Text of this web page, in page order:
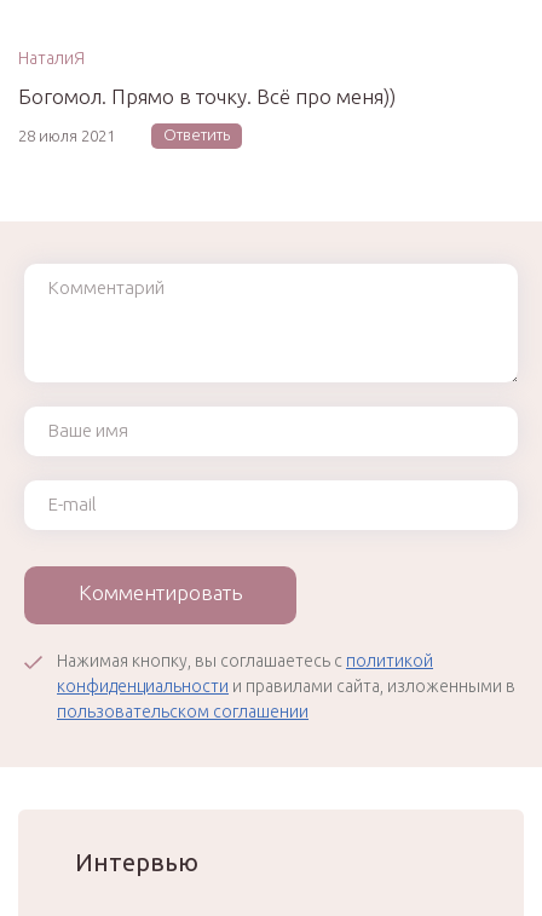
НаталиЯ
Богомол. Прямо в точку. Всё про меня))
28 июля 2021 Ответить
Комментарий
Ваше имя
Ваш e-mail
Комментировать
Нажимая кнопку, вы соглашаетесь с политикой
конфиденциальности и правилами сайта, изложенными в
пользовательском соглашении
Интервью